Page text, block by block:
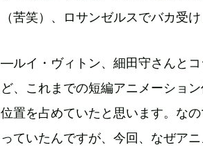
（苦笑）、ロサンゼルスでバカ受
―ルイ・ヴィトン、細田守さんと
ど、これまでの短編アニメーショ
位置を占めていたと思います。な
っていたんですが、今回、なぜア